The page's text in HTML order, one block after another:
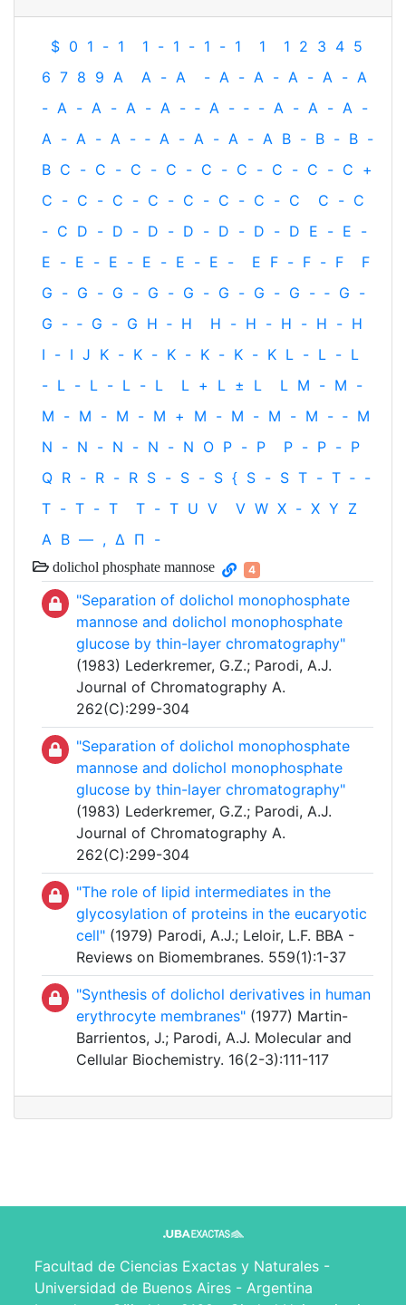
$ 0 1 - 1 1 - 1 - 1 - 1 1 1 2 3 4 5
6 7 8 9 A A - A - A - A - A - A - A
- A - A - A - A - ‐ A - ‐ - A - A - A -
A - A - A - ‐ A - A - A - A B - B - B -
B C - C - C - C - C - C - C - C - C +
C - C - C - C - C - C - C - C C - C
- C D - D - D - D - D - D - D E - E -
E - E - E - E - E - E - E F - F - F
F
G - G - G - G - G - G - G - G - ‐ G -
G - ‐ G - G H ‐ H H - H - H - H - H
I - I J K - K - K - K - K - K L - L - L
- L - L - L - L L + L ± L L M - M -
M - M - M - M + M - M - M - M - ‐ M
N - N - N - N - N O P - P P - P - P
Q R - R - R S - S - S { S - S T - T ‐ -
T - T - T T - T U V V W X - X Y Z
Α Β — , Δ Π -
dolichol phosphate mannose 4
"Separation of dolichol monophosphate
mannose and dolichol monophosphate
glucose by thin-layer chromatography"
(1983) Lederkremer, G.Z.; Parodi, A.J.
Journal of Chromatography A.
262(C):299-304
"Separation of dolichol monophosphate
mannose and dolichol monophosphate
glucose by thin-layer chromatography"
(1983) Lederkremer, G.Z.; Parodi, A.J.
Journal of Chromatography A.
262(C):299-304
"The role of lipid intermediates in the
glycosylation of proteins in the eucaryotic
cell" (1979) Parodi, A.J.; Leloir, L.F. BBA -
Reviews on Biomembranes. 559(1):1-37
"Synthesis of dolichol derivatives in human
erythrocyte membranes" (1977) Martin-
Barrientos, J.; Parodi, A.J. Molecular and
Cellular Biochemistry. 16(2-3):111-117
Facultad de Ciencias Exactas y Naturales -
Universidad de Buenos Aires - Argentina